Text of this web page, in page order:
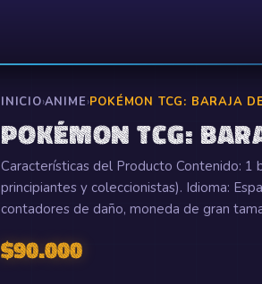
INICIO›ANIME›POKÉMON TCG: BARAJA
POKÉMON TCG:
Características del Producto Contenido: 1
principiantes y coleccionistas). Idioma:
contadores de daño, moneda de gran
$90.000